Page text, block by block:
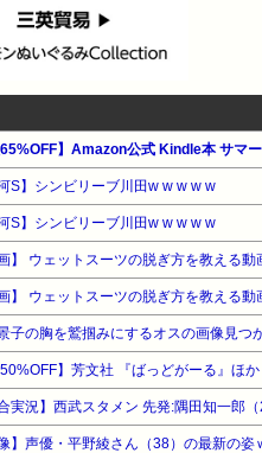
65%OFF】Amazon公式 Kindle本 サマ
河S】シンビリーブ川田w w w w w
河S】シンビリーブ川田w w w w w
画】 ウェットスーツの脱ぎ方を教える
画】 ウェットスーツの脱ぎ方を教える
子の胸を鷲掴みにするオスの画像見つ
50%OFF】芳文社 『ばっどがーる』ほ
合実況】西武スタメン 先発:隅田知一郎（
像】声優・平野綾さん（38）の最新の姿